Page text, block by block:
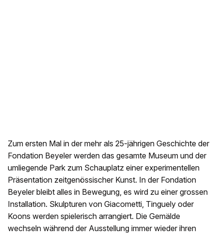
Zum ersten Mal in der mehr als 25-jährigen Geschichte der
Fondation Beyeler werden das gesamte Museum und der
umliegende Park zum Schauplatz einer experimentellen
Präsentation zeitgenössischer Kunst. In der Fondation
Beyeler bleibt alles in Bewegung, es wird zu einer grossen
Installation. Skulpturen von Giacometti, Tinguely oder
Koons werden spielerisch arrangiert. Die Gemälde
wechseln während der Ausstellung immer wieder ihren